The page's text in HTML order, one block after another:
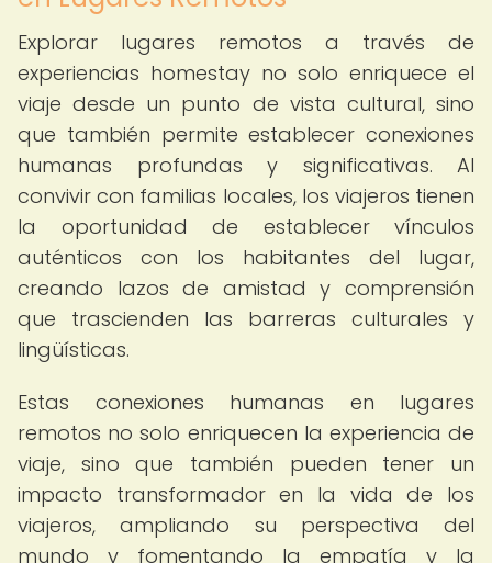
Explorar lugares remotos a través de
experiencias homestay no solo enriquece el
viaje desde un punto de vista cultural, sino
que también permite establecer conexiones
humanas profundas y significativas. Al
convivir con familias locales, los viajeros tienen
la oportunidad de establecer vínculos
auténticos con los habitantes del lugar,
creando lazos de amistad y comprensión
que trascienden las barreras culturales y
lingüísticas.
Estas conexiones humanas en lugares
remotos no solo enriquecen la experiencia de
viaje, sino que también pueden tener un
impacto transformador en la vida de los
viajeros, ampliando su perspectiva del
mundo y fomentando la empatía y la